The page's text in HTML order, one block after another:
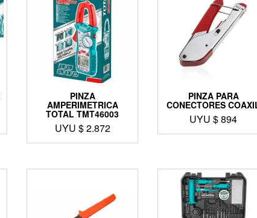
PINZA
AMPERIMETRICA
TOTAL TMT46003
UYU $2.872
PINZA PARA
CONECTORES
UYU $894